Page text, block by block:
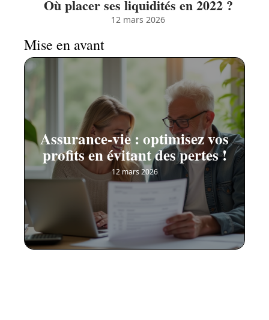
Où placer ses liquidités en 2022 ?
12 mars 2026
Mise en avant
Assurance-vie : optimisez vos
profits en évitant des pertes !
12 mars 2026